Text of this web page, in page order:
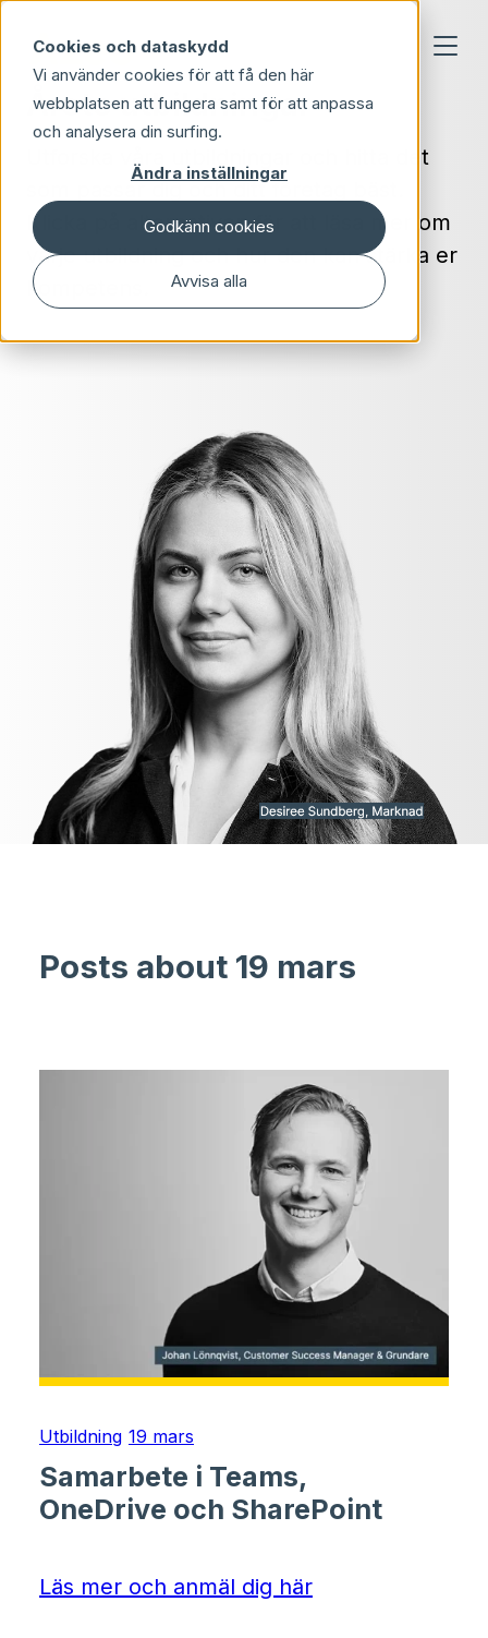
Cookies och dataskydd
Vi använder cookies för att få den här
webbplatsen att fungera samt för att anpassa
och analysera din surfing.
Ändra inställningar
Godkänn cookies
Avvisa alla
Årets utbildningar
Utforska våra utbildningar och hitta det
som passar dig och ditt företag bäst.
Klicka på alternativen för att läsa mer om
varje utbildning och hur den kan stärka er
kompetens.
Posts about 19 mars
Utbildning 19 mars
Samarbete i Teams,
OneDrive och SharePoint
Läs mer och anmäl dig här